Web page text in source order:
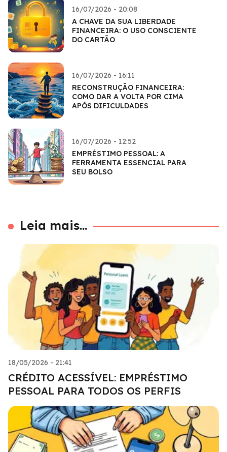
16/07/2026 - 20:08
A CHAVE DA SUA LIBERDADE
FINANCEIRA: O USO CONSCIENTE
DO CARTÃO
16/07/2026 - 16:11
RECONSTRUÇÃO FINANCEIRA:
COMO DAR A VOLTA POR CIMA
APÓS DIFICULDADES
16/07/2026 - 12:52
EMPRÉSTIMO PESSOAL: A
FERRAMENTA ESSENCIAL PARA
SEU BOLSO
Leia mais...
18/05/2026 - 21:41
CRÉDITO ACESSÍVEL: EMPRÉSTIMO
PESSOAL PARA TODOS OS PERFIS